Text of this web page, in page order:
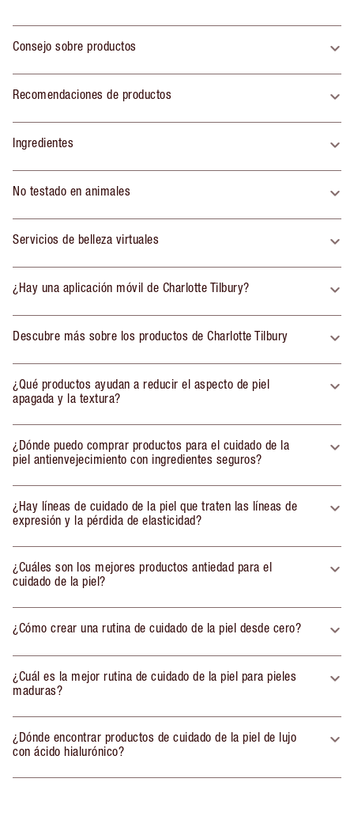
Consejo sobre productos
Recomendaciones de productos
Ingredientes
No testado en animales
Servicios de belleza virtuales
¿Hay una aplicación móvil de Charlotte Tilbury?
Descubre más sobre los productos de Charlotte Tilbury
¿Qué productos ayudan a reducir el aspecto de piel
apagada y la textura?
¿Dónde puedo comprar productos para el cuidado de la
piel antienvejecimiento con ingredientes seguros?
¿Hay líneas de cuidado de la piel que traten las líneas de
expresión y la pérdida de elasticidad?
¿Cuáles son los mejores productos antiedad para el
cuidado de la piel?
¿Cómo crear una rutina de cuidado de la piel desde cero?
¿Cuál es la mejor rutina de cuidado de la piel para pieles
maduras?
¿Dónde encontrar productos de cuidado de la piel de lujo
con ácido hialurónico?